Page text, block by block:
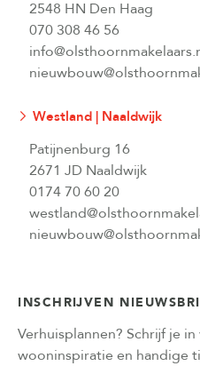
2548 HN Den Haag
070 308 46 56
Westland | Naaldwijk
Patijnenburg 16
2671 JD Naaldwijk
0174 70 60 20
INSCHRIJVEN
Verhuisplannen? Schrijf je
wooninspiratie en handige